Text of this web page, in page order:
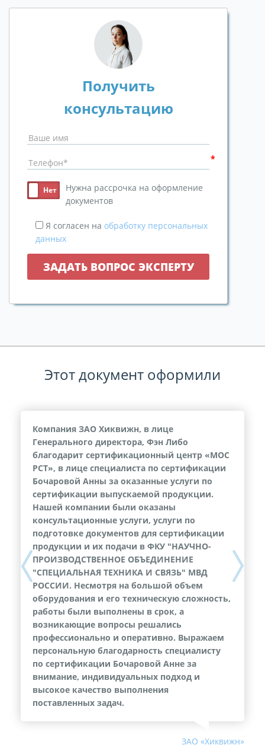
Получить
консультацию
Нужна рассрочка на оформление
документов
Я согласен на обработку персональных
данных
Этот документ оформили
Компания ЗАО Хиквижн, в лице
Генерального директора, Фэн Либо
благодарит сертификационный центр «МОС
РСТ», в лице специалиста по сертификации
Бочаровой Анны за оказанные услуги по
сертификации выпускаемой продукции.
Нашей компании были оказаны
консультационные услуги, услуги по
подготовке документов для сертификации
продукции и их подачи в ФКУ "НАУЧНО-
ПРОИЗВОДСТВЕННОЕ ОБЪЕДИНЕНИЕ
"СПЕЦИАЛЬНАЯ ТЕХНИКА И СВЯЗЬ" МВД
РОССИИ. Несмотря на большой объем
оборудования и его техническую сложность,
работы были выполнены в срок, а
возникающие вопросы решались
профессионально и оперативно. Выражаем
персональную благодарность специалисту
по сертификации Бочаровой Анне за
внимание, индивидуальных подход и
высокое качество выполнения
поставленных задач.
ЗАО «Хиквижн»
Next